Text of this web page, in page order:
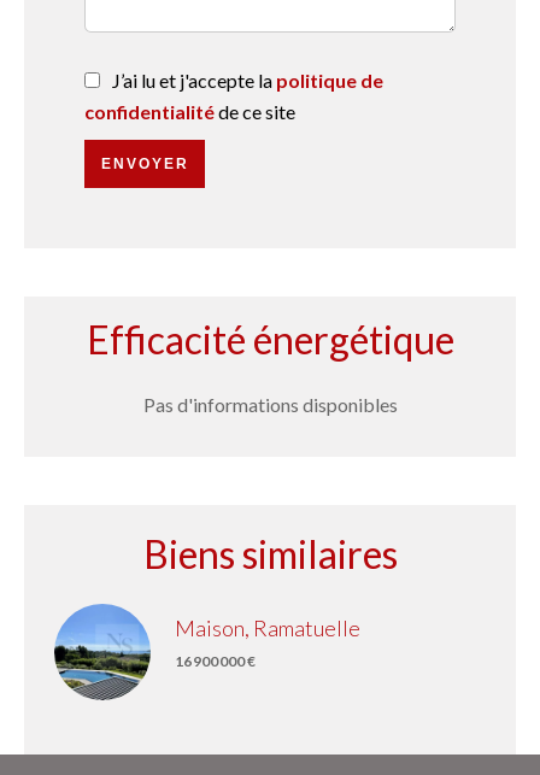
J’ai lu et j'accepte la politique de
confidentialitéde ce site
ENVOYER
Efficacité énergétique
Pas d'informations disponibles
Biens similaires
Maison, Ramatuelle
16 900 000 €